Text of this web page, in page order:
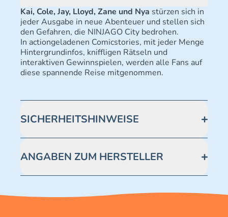
Kai, Cole, Jay, Lloyd, Zane und Nya stürzen sich in
jeder Ausgabe in neue Abenteuer und stellen sich
den Gefahren, die NINJAGO City bedrohen.
In actiongeladenen Comicstories, mit jeder Menge
Hintergrundinfos, kniffligen Rätseln und
interaktiven Gewinnspielen, werden alle Fans auf
diese spannende Reise mitgenommen.
SICHERHEITSHINWEISE
ANGABEN ZUM HERSTELLER
ocean.de/kundenservice Telefonnummer: 0711
2202990 Seidenstraße 19 70174 Stuttgart